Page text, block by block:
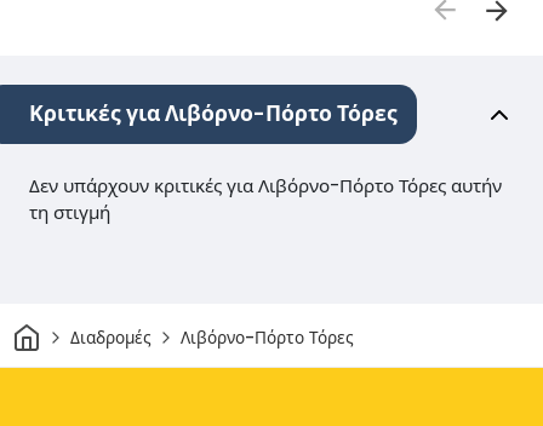
Κριτικές για Λιβόρνο-Πόρτο Τόρες
Δεν υπάρχουν κριτικές για Λιβόρνο-Πόρτο Τόρες αυτήν
τη στιγμή
ΣπίτιΔιαδρομές Λιβόρνο-Πόρτο Τόρες